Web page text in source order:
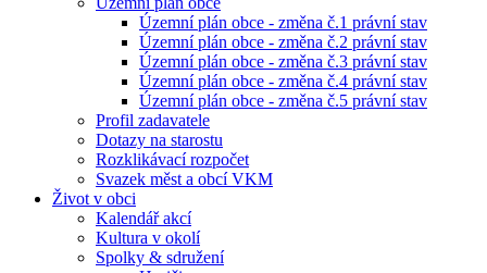
Územní plán obce - změna č.1 právní stav
Územní plán obce - změna č.2 právní stav
Územní plán obce - změna č.3 právní stav
Územní plán obce - změna č.4 právní stav
Územní plán obce - změna č.5 právní stav
Profil zadavatele
Dotazy na starostu
Rozklikávací rozpočet
Svazek měst a obcí VKM
Život v obci
Kalendář akcí
Kultura v okolí
Spolky & sdružení